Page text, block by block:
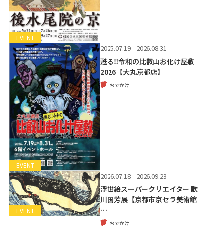
EVENT
EVENT
2025.07.19 - 2026.08.31
甦る‼令和の比叡山お化け屋敷
2026【大丸京都店】
おでかけ
EVENT
2026.07.18 - 2026.09.23
浮世絵スーパークリエイター 歌
川国芳展【京都市京セラ美術館
…
おでかけ